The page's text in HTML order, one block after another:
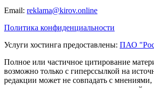
Email: reklama@kirov.online
Политика конфиденциальности
Услуги хостинга предоставлены: ПАО
Полное или частичное цитирование
возможно только с гиперссылкой на
редакции может не совпадать с